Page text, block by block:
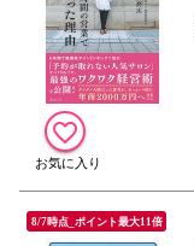
8/7時点_ポイント最大11倍